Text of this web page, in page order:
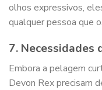
olhos expressivos,
qualquer pessoa que
7. Necessidades
Embora a pelagem
Devon Rex precisam